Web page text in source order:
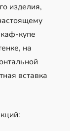
изделия,
купе
на
вставка